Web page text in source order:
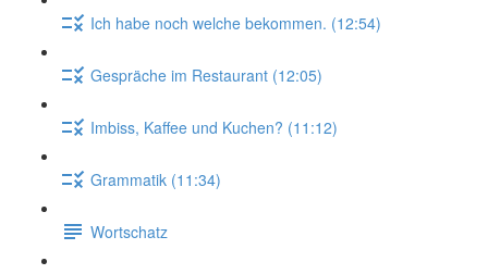
Ich habe noch welche bekommen. (12:54)
Gespräche im Restaurant (12:05)
Imbiss, Kaffee und Kuchen? (11:12)
Grammatik (11:34)
Wortschatz